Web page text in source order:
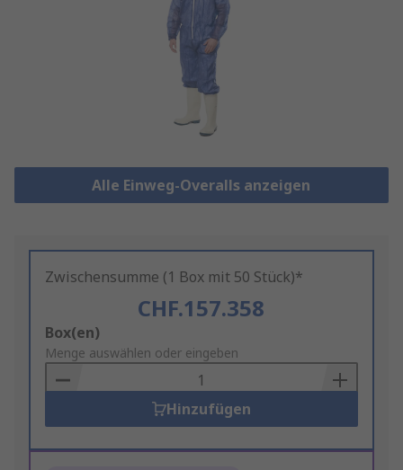
Alle Einweg-Overalls anzeigen
Zwischensumme (1 Box mit 50 Stück)*
CHF.157.358
Add
to
Basket
Box(en)
Menge auswählen oder eingeben
Hinzufügen